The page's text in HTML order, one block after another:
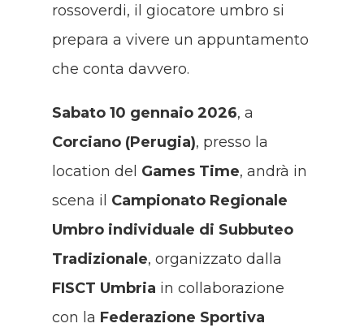
rossoverdi, il giocatore umbro si
prepara a vivere un appuntamento
che conta davvero.
Sabato 10 gennaio 2026, a
Corciano (Perugia), presso la
location del Games Time, andrà in
scena il Campionato Regionale
Umbro individuale di Subbuteo
Tradizionale, organizzato dalla
FISCT Umbria in collaborazione
con la Federazione Sportiva